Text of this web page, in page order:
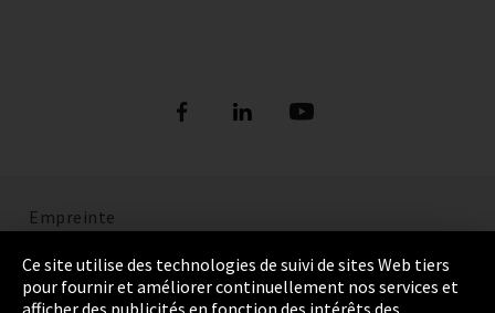
Empreinte
Politique de confidentialité
Cookie Settings
Ce site utilise des technologies de suivi de sites Web tiers
pour fournir et améliorer continuellement nos services et
afficher des publicités en fonction des intérêts des